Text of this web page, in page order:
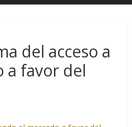
del acceso a
a favor del